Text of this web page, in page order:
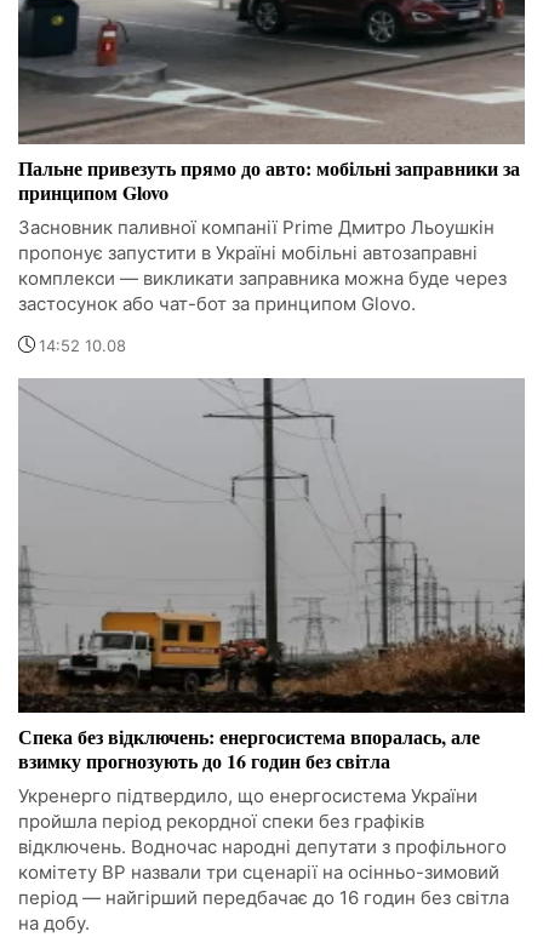
Пальне привезуть прямо до авто: мобільні заправники за
принципом Glovo
Засновник паливної компанії Prime Дмитро Льоушкін
пропонує запустити в Україні мобільні автозаправні
комплекси — викликати заправника можна буде через
застосунок або чат-бот за принципом Glovo.
14:52 10.08
Спека без відключень: енергосистема впоралась, але
взимку прогнозують до 16 годин без світла
Укренерго підтвердило, що енергосистема України
пройшла період рекордної спеки без графіків
відключень. Водночас народні депутати з профільного
комітету ВР назвали три сценарії на осінньо-зимовий
період — найгірший передбачає до 16 годин без світла
на добу.